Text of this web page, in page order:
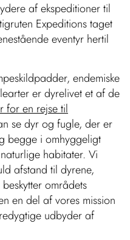
af ekspeditioner til
Expeditions taget
eventyr hertil
endemiske
er dyrelivet et af de
for en rejse til
se dyr og fugle, der er
begge i omhyggeligt
habitater. Vi
afstand til dyrene,
områdets
en del af vores mission
udbyder af